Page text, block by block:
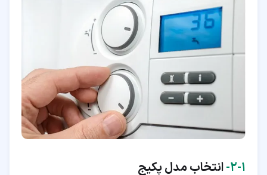
۱‏-‏۲‏- انتخاب مدل پکیج